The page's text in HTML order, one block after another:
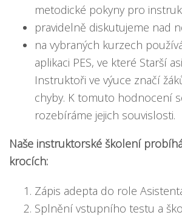
metodické pokyny pro
pravidelně diskutujeme nad
na vybraných kurzech
aplikaci PES, ve které Starší
Instruktoři ve výuce značí
chyby. K tomuto hodnocení
rozebíráme jejich souvislosti.
Naše instruktorské školení
krocích:
Zápis adepta do role
Splnění vstupního testu a